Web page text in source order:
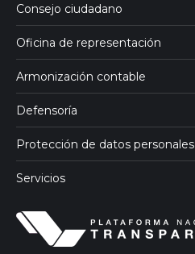
Consejo ciudadano
Oficina de representación
Armonización contable
Defensoría
Protección de datos personales
Servicios